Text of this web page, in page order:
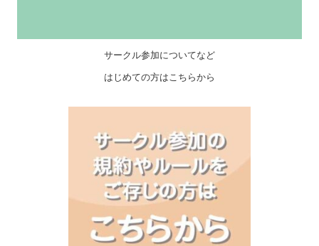
サークル参加についてなど
はじめての方はこちらから